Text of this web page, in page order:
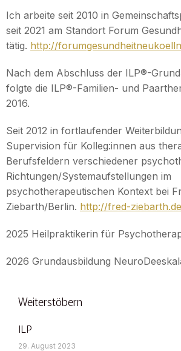
Ich arbeite seit 2010 in
seit 2021 am Standort Forum
tätig. http://
Nach dem Abschluss der ILP®-
folgte die ILP®-Familien- und
2016.
Seit 2012 in fortlaufender
Supervision für Kolleg:innen aus
Berufsfeldern verschiedener
Richtungen/Systemaufstellungen im
psychotherapeutischen Kontext bei
Ziebarth/Berlin. http://fred-ziebarth.de
2025 Heilpraktikerin für
2026 Grundausbildung
Weiterstöbern
ILP
29. August 2023